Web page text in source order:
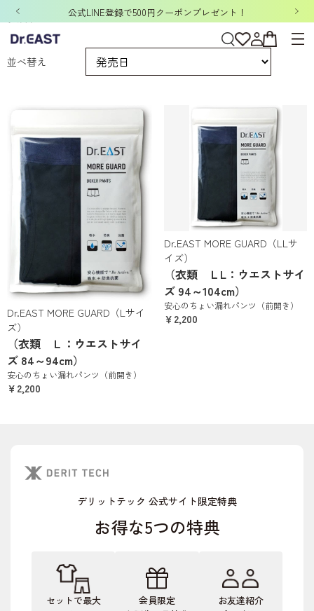
公式LINE登録で500円クーポンプレゼント！
衣類
並べ替え
Dr.EAST MORE GUARD（Lサイ
ズ）
（衣類 Ｌ：ウエストサイ
ズ 84～94cm）
安心のちょい漏れパンツ（前開き）
￥2,200
Dr.EAST MORE GUARD（LLサ
イズ）
（衣類 ＬL：ウエストサイ
ズ 94～104cm）
安心のちょい漏れパンツ（前開き）
￥2,200
デリットテック 公式サイト限定特典
お得な5つの特典
セットで最大
会員限定
お友達紹介